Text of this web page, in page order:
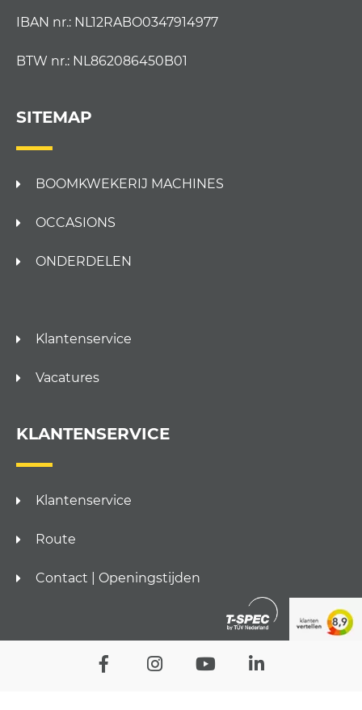
IBAN nr.: NL12RABO0347914977
BTW nr.: NL862086450B01
SITEMAP
BOOMKWEKERIJ MACHINES
OCCASIONS
ONDERDELEN
Klantenservice
Vacatures
KLANTENSERVICE
Klantenservice
Route
Contact | Openingstijden